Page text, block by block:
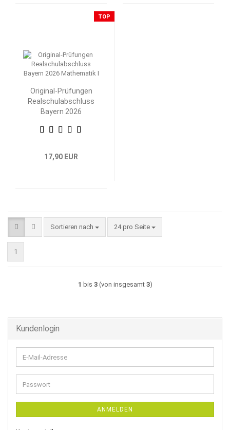
TOP
Original-Prüfungen
Realschulabschluss
Bayern 2026
17,90 EUR
Sortieren nach
Sortieren nach 24 pro Seite
pro Seite
1
1 bis 3(von insgesamt 3)
Kundenlogin
E-
Mail-
Adresse
Passwort
ANMELDEN